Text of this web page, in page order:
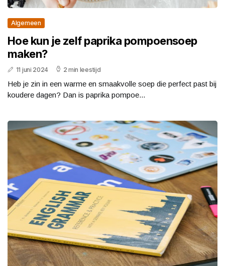
Algemeen
Hoe kun je zelf paprika pompoensoep
maken?
11 juni 2024 2 min leestijd
Heb je zin in een warme en smaakvolle soep die perfect past bij
koudere dagen? Dan is paprika pompoe...